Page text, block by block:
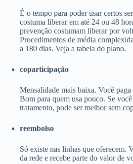
É o tempo para poder usar certos
costuma liberar em até 24 ou 48
prevenção costumam liberar por
Procedimentos de média
a 180 dias. Veja a tabela do plano.
coparticipação
Mensalidade mais baixa. Você
Bom para quem usa pouco. Se
tratamento, pode ser melhor sem
reembolso
Só existe nas linhas que oferecem.
da rede e recebe parte do valor de